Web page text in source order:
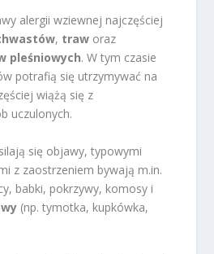
alergii wziewnej najczęściej
, traw oraz
pleśniowych. W tym czasie
potrafią się utrzymywać na
wiążą się z
uczulonych.
się objawy, typowymi
z zaostrzeniem bywają m.in.
babki, pokrzywy, komosy i
(np. tymotka, kupkówka,